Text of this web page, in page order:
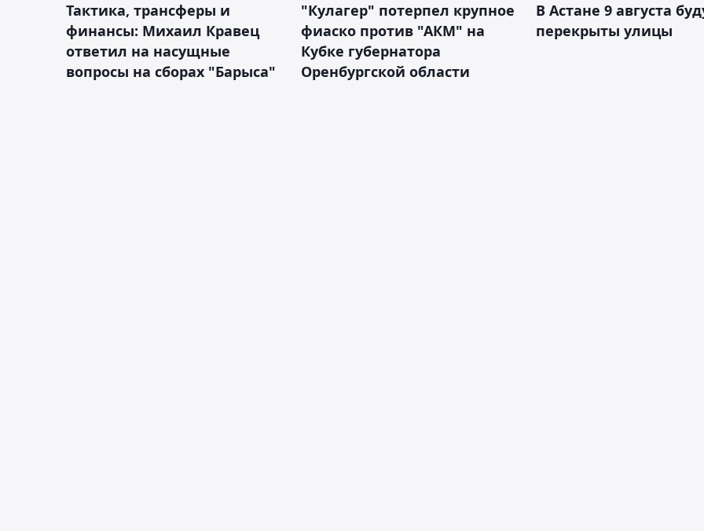
Тактика, трансферы и
финансы: Михаил Кравец
ответил на насущные
вопросы на сборах "Барыса"
"Кулагер" потерпел крупное
фиаско против "АКМ" на
Кубке губернатора
Оренбургской области
В Астане 9 августа
перекрыты улицы